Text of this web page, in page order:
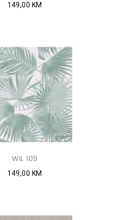
149,00 KM
WIL 109
149,00 KM